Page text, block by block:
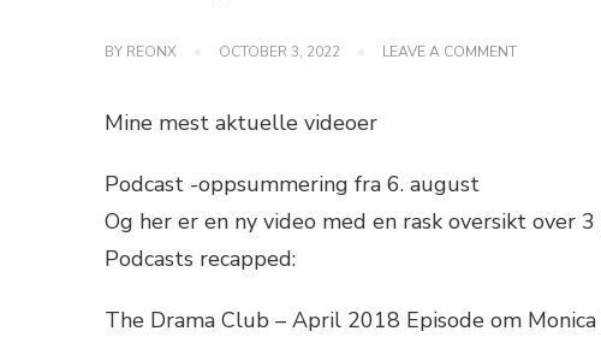
BY REONX OCTOBER 3, 2022 LEAVE A COMMENTON
Mine mest aktuelle videoer
Podcast -oppsummering fra 6. august
Og her er en ny video med en rask oversikt over
Podcasts recapped:
The Drama Club – April 2018 Episode om